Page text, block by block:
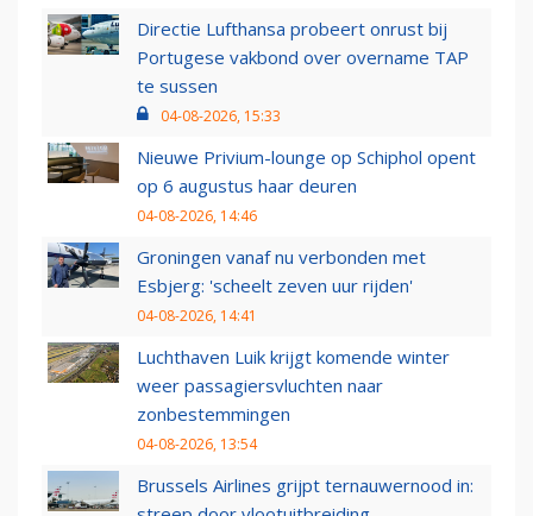
Directie Lufthansa probeert onrust bij
Portugese vakbond over overname TAP
te sussen
04-08-2026, 15:33
Nieuwe Privium-lounge op Schiphol opent
op 6 augustus haar deuren
04-08-2026, 14:46
Groningen vanaf nu verbonden met
Esbjerg: 'scheelt zeven uur rijden'
04-08-2026, 14:41
Luchthaven Luik krijgt komende winter
weer passagiersvluchten naar
zonbestemmingen
04-08-2026, 13:54
Brussels Airlines grijpt ternauwernood in: